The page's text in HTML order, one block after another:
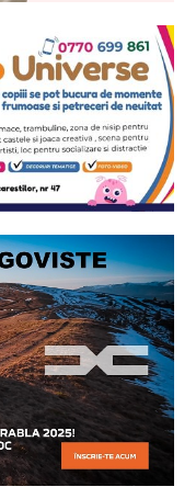
Ionuț Parghel
2de 2